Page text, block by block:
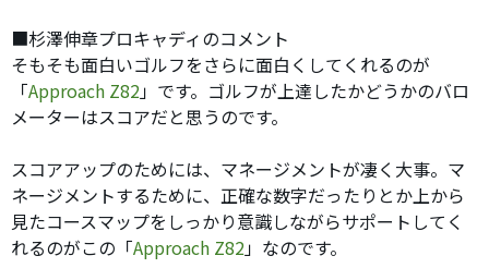
■杉澤伸章プロキャディのコメント
そもそも面白いゴルフをさらに面白くしてくれるのが
「Approach Z82 」です。ゴルフが上達したかどうかのバロ
メーターはスコアだと思うのです。
スコアアップのためには、マネージメントが凄く大事。マ
ネージメントするために、正確な数字だったりとか上から
見たコースマップをしっかり意識しながらサポートしてく
れるのがこの「Approach Z82 」なのです。